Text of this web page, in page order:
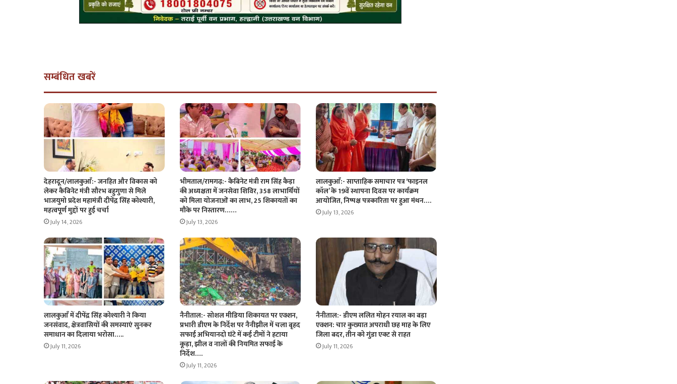
सम्बंधित खबरें
देहरादून/लालकुआँ:- जनहित और विकास को
लेकर कैबिनेट मंत्री सौरभ बहुगुणा से मिले
भाजयुमो प्रदेश महामंत्री दीपेंद्र सिंह कोश्यारी,
महत्वपूर्ण मुद्दों पर हुई चर्चा
July 14, 2026
भीमताल/रामगढ़:- कैबिनेट मंत्री राम सिंह कैड़ा
की अध्यक्षता में जनसेवा शिविर, 358 लाभार्थियों
को मिला योजनाओं का लाभ, 25 शिकायतों का
मौके पर निस्तारण……
July 13, 2026
लालकुआँ:- साप्ताहिक समाचार पत्र ‘फाइनल
कॉल’ के 19वें स्थापना दिवस पर कार्यक्रम
आयोजित, निष्पक्ष पत्रकारिता पर हुआ मंथन….
July 13, 2026
लालकुआँ में दीपेंद्र सिंह कोश्यारी ने किया
जनसंवाद, क्षेत्रवासियों की समस्याएं सुनकर
समाधान का दिलाया भरोसा…..
July 11, 2026
नैनीताल:- सोशल मीडिया शिकायत पर एक्शन,
प्रभारी डीएम के निर्देश पर नैनीझील में चला बृहद
सफाई अभियानदो घंटे में कई टीमों ने हटाया
कूड़ा, झील व नालों की नियमित सफाई के
निर्देश….
July 11, 2026
नैनीताल:- डीएम ललित मोहन रयाल का बड़ा
एक्शन: चार कुख्यात अपराधी छह माह के लिए
जिला बदर, तीन को गुंडा एक्ट से राहत
July 11, 2026